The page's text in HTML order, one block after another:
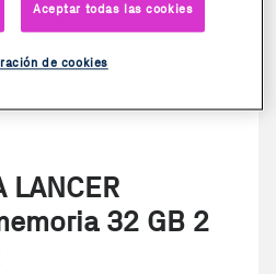
LANCER
32 GB 2
Aceptar todas las cookies
de cookies